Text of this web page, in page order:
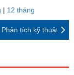
| 12 tháng
Phân tích kỹ thuật